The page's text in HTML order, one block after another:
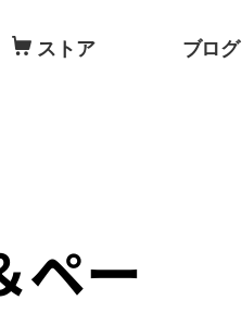
ストア ブログ
ペー